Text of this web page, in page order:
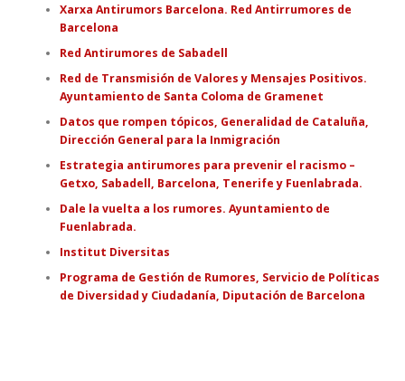
Xarxa Antirumors Barcelona. Red Antirrumores de
Barcelona
Red Antirumores de Sabadell
Red de Transmisión de Valores y Mensajes Positivos.
Ayuntamiento de Santa Coloma de Gramenet
Datos que rompen tópicos, Generalidad de Cataluña,
Dirección General para la Inmigración
Estrategia antirumores para prevenir el racismo –
Getxo, Sabadell, Barcelona, Tenerife y Fuenlabrada.
Dale la vuelta a los rumores. Ayuntamiento de
Fuenlabrada.
Institut Diversitas
Programa de Gestión de Rumores, Servicio de Políticas
de Diversidad y Ciudadanía, Diputación de Barcelona